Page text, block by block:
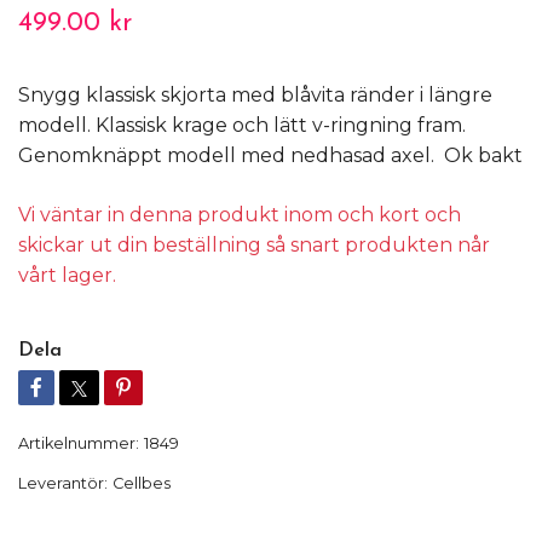
499.00 kr
Snygg klassisk skjorta med blåvita ränder i längre
modell. Klassisk krage och lätt v-ringning fram.
Genomknäppt modell med nedhasad axel. Ok bakt
Vi väntar in denna produkt inom och kort och
skickar ut din beställning så snart produkten når
vårt lager.
Dela
Artikelnummer: 1849
Leverantör: Cellbes